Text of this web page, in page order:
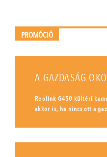
PROMÓCIÓ
A GAZDASÁG
Reolink G450 kültéri
akkor is, ha nincs ott a